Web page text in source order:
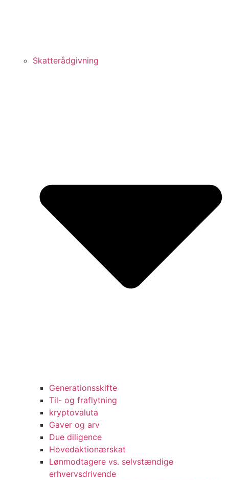
Skatterådgivning
Generationsskifte
Til- og fraflytning
kryptovaluta
Gaver og arv
Due diligence
Hovedaktionærskat
Lønmodtagere vs. selvstændige
erhvervsdrivende